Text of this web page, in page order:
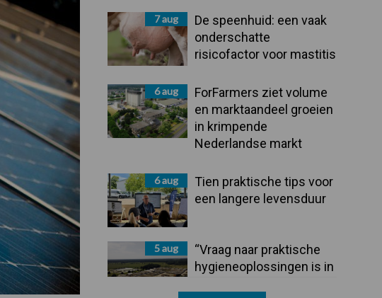
7 aug
De speenhuid: een vaak
onderschatte
risicofactor voor mastitis
6 aug
ForFarmers ziet volume
en marktaandeel groeien
in krimpende
Nederlandse markt
6 aug
Tien praktische tips voor
een langere levensduur
5 aug
“Vraag naar praktische
hygieneoplossingen is in